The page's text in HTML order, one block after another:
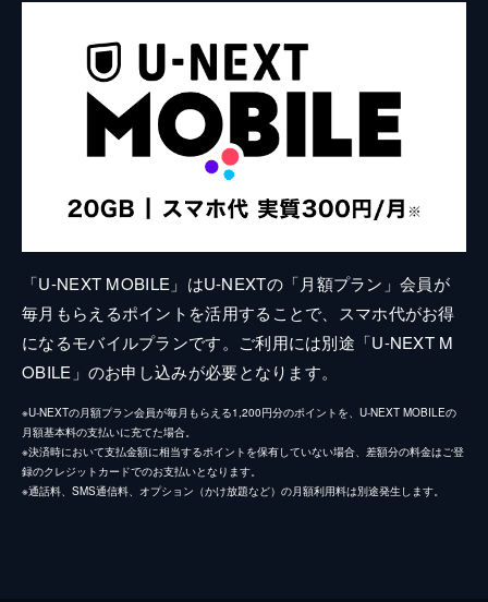
「U-NEXT MOBILE」はU-NEXTの「月額プラン」会員が
毎月もらえるポイントを活用することで、スマホ代がお得
になるモバイルプランです。ご利用には別途「U-NEXT M
OBILE」のお申し込みが必要となります。
※U-NEXTの月額プラン会員が毎月もらえる1,200円分のポイントを、U-NEXT MOBILEの
月額基本料の支払いに充てた場合。
※決済時において支払金額に相当するポイントを保有していない場合、差額分の料金はご登
録のクレジットカードでのお支払いとなります。
※通話料、SMS通信料、オプション（かけ放題など）の月額利用料は別途発生します。